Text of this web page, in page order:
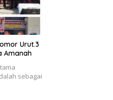
Urut.3
Amanah
sebagai